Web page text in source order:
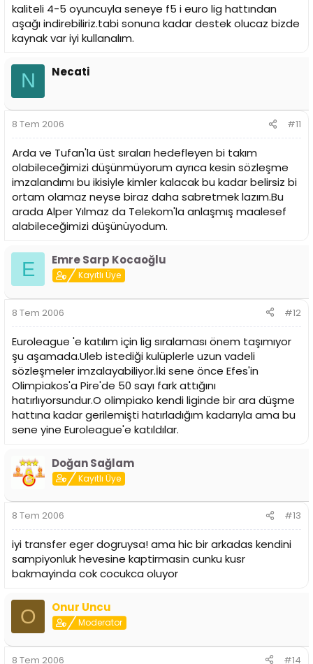
kaliteli 4-5 oyuncuyla seneye f5 i euro lig hattından
aşağı indirebiliriz.tabi sonuna kadar destek olucaz bizde
kaynak var iyi kullanalım.
N Necati
8 Tem 2006 #11
Arda ve Tufan'la üst sıraları hedefleyen bi takım
olabileceğimizi düşünmüyorum ayrıca kesin sözleşme
imzalandımı bu ikisiyle kimler kalacak bu kadar belirsiz bi
ortam olamaz neyse biraz daha sabretmek lazım.Bu
arada Alper Yılmaz da Telekom'la anlaşmış maalesef
alabileceğimizi düşünüyodum.
E Emre Sarp Kocaoğlu
Kayıtlı Üye
8 Tem 2006 #12
Euroleague 'e katılım için lig sıralaması önem taşımıyor
şu aşamada.Uleb istediği kulüplerle uzun vadeli
sözleşmeler imzalayabiliyor.İki sene önce Efes'in
Olimpiakos'a Pire'de 50 sayı fark attığını
hatırlıyorsundur.O olimpiako kendi liginde bir ara düşme
hattına kadar gerilemişti hatırladığım kadarıyla ama bu
sene yine Euroleague'e katıldılar.
Doğan Sağlam
Kayıtlı Üye
8 Tem 2006 #13
iyi transfer eger dogruysa! ama hic bir arkadas kendini
sampiyonluk hevesine kaptirmasin cunku kusr
bakmayinda cok cocukca oluyor
O Onur Uncu
Moderator
8 Tem 2006 #14